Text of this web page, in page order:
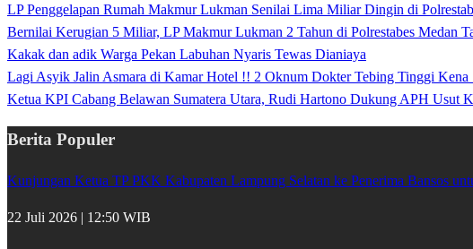
LP Penggelapan Rumah Makmur Lukman Senilai Lima Miliar Dingin di
Bernilai Kerugian 5 Miliar, LP Makmur Lukman 2 Tahun di Polrestabes Medan
Kakak dan adik Warga Pekan Labuhan Nyaris Tewas Dianiaya
Lagi Asyik Jalin Asmara di Kamar Hotel !! 2 Oknum Dokter Tebing Tinggi Kena
Ketua KPI Cabang Belawan Sumatera Utara, Rudi Hartono Dukung APH Usut
Berita Populer
Kunjungan Ketua TP PKK Kabupaten Lampung Selatan ke Penerima Bansos
22 Juli 2026 | 12:50 WIB